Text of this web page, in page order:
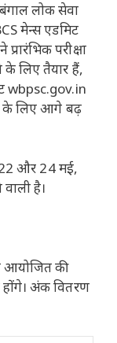
लोक सेवा
मेन्स एडमिट
परीक्षा
के लिए तैयार हैं,
wbpsc.gov.in
के लिए आगे बढ़
22 और 24 मई,
है।
आयोजित की
अंक वितरण